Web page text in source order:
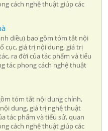
cách nghệ thuật giúp các
diều) bao gồm tóm tắt nội
cục, giá trị nội dung, giá trị
ra đời của tác phẩm và tiểu
tác phong cách nghệ thuật
tóm tắt nội dung chính,
dung, giá trị nghệ thuật
tác phẩm và tiểu sử, quan
cách nghệ thuật giúp các